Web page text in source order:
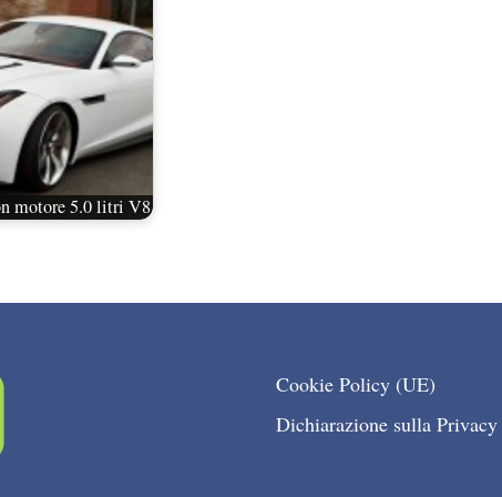
motore 5.0 litri V8
Cookie Policy (UE)
Dichiarazione sulla